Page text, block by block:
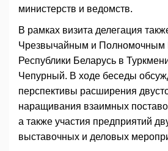
министерств и ведомств.
В рамках визита делегация
Чрезвычайным и Полномочным
Республики Беларусь в
Чепурный. В ходе беседы
перспективы расширения
наращивания взаимных
а также участия предприятий
выставочных и деловых